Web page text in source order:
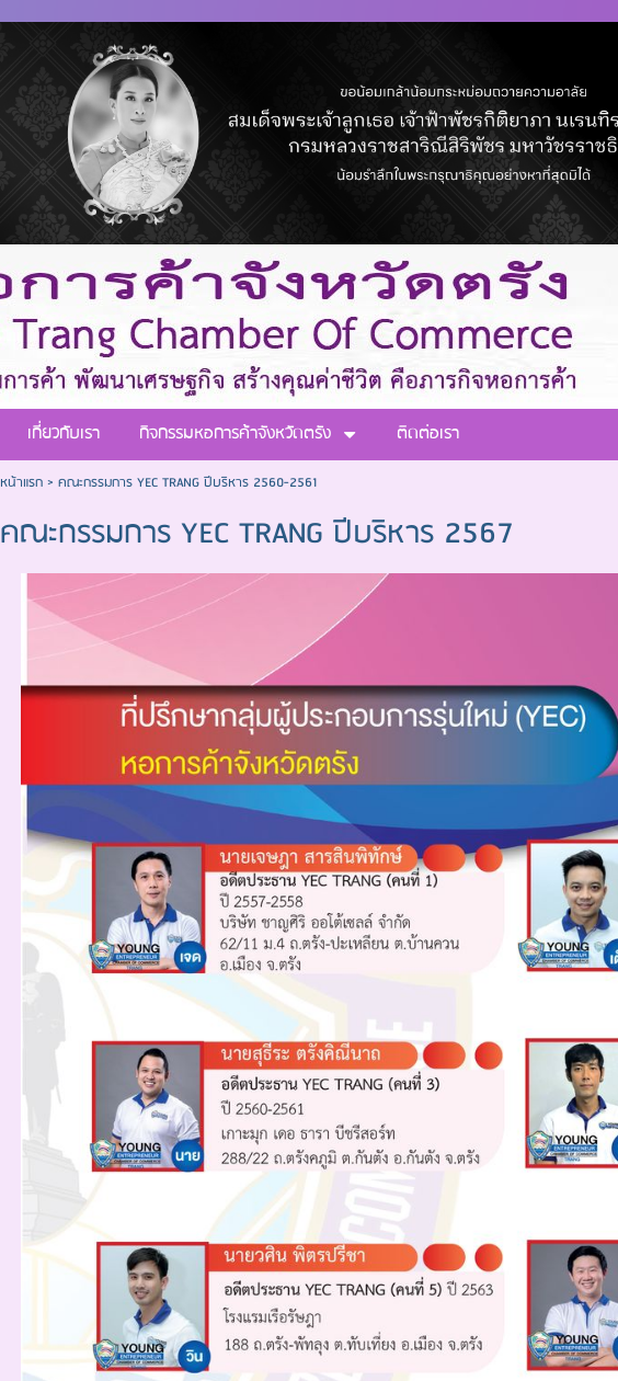
เกี่ยวกับเรา กิจกรรมหอการค้าจังหวัดตรัง ติดต่อเรา
หน้าแรก> คณะกรรมการ YEC TRANG ปีบริหาร 2560-2561
คณะกรรมการ YEC TRANG ปีบริหาร 2567